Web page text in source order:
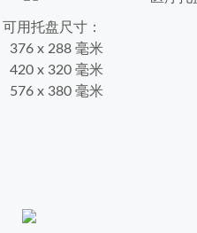
可用托盘尺寸：
376 x 288 毫米
420 x 320 毫米
576 x 380 毫米